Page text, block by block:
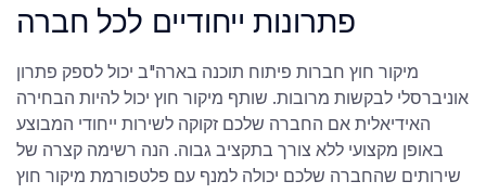
פתרונות ייחודיים לכל חברה
מיקור חוץ חברות פיתוח תוכנה בארה"ב יכול לספק פתרון
אוניברסלי לבקשות מרובות. שותף מיקור חוץ יכול להיות הבחירה
האידיאלית אם החברה שלכם זקוקה לשירות ייחודי המבוצע
באופן מקצועי ללא צורך בתקציב גבוה. הנה רשימה קצרה של
שירותים שהחברה שלכם יכולה למנף עם פלטפורמת מיקור חוץ